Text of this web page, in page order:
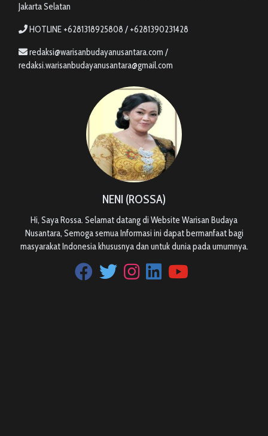
Jakarta Selatan
HOTLINE +6281318925808 / +6281390231428
redaksi@warisanbudayanusantara.com /
redaksi.warisanbudayanusantara@gmail.com
NENI (ROSSA)
Hi, Saya Rossa. Selamat datang di Website Warisan Budaya
Nusantara, Semoga semua Informasi ini dapat bermanfaat bagi
masyarakat Indonesia khususnya dan untuk dunia pada umumnya.